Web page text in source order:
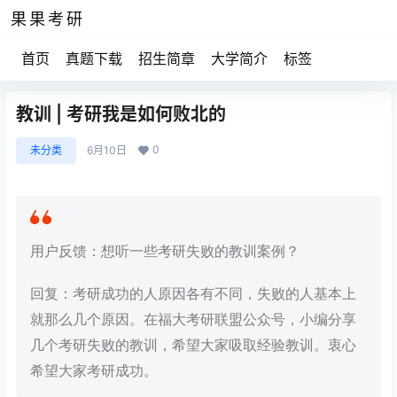
果果考研
首页 真题下载 招生简章 大学简介 标签
教训 | 考研我是如何败北的
未分类 6月10日 0
用户反馈：想听一些考研失败的教训案例？
回复：考研成功的人原因各有不同，失败的人基本上
就那么几个原因。在福大考研联盟公众号，小编分享
几个考研失败的教训，希望大家吸取经验教训。衷心
希望大家考研成功。